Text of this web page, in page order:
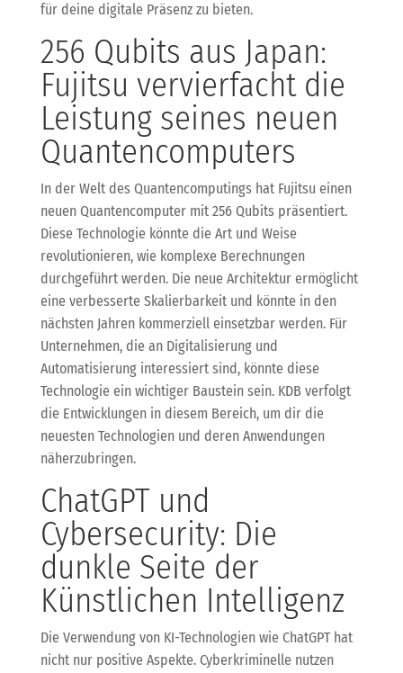
für deine digitale Präsenz zu bieten.
256 Qubits aus Japan:
Fujitsu vervierfacht die
Leistung seines neuen
Quantencomputers
In der Welt des Quantencomputings hat Fujitsu einen
neuen Quantencomputer mit 256 Qubits präsentiert.
Diese Technologie könnte die Art und Weise
revolutionieren, wie komplexe Berechnungen
durchgeführt werden. Die neue Architektur ermöglicht
eine verbesserte Skalierbarkeit und könnte in den
nächsten Jahren kommerziell einsetzbar werden. Für
Unternehmen, die an Digitalisierung und
Automatisierung interessiert sind, könnte diese
Technologie ein wichtiger Baustein sein. KDB verfolgt
die Entwicklungen in diesem Bereich, um dir die
neuesten Technologien und deren Anwendungen
näherzubringen.
ChatGPT und
Cybersecurity: Die
dunkle Seite der
Künstlichen Intelligenz
Die Verwendung von KI-Technologien wie ChatGPT hat
nicht nur positive Aspekte. Cyberkriminelle nutzen